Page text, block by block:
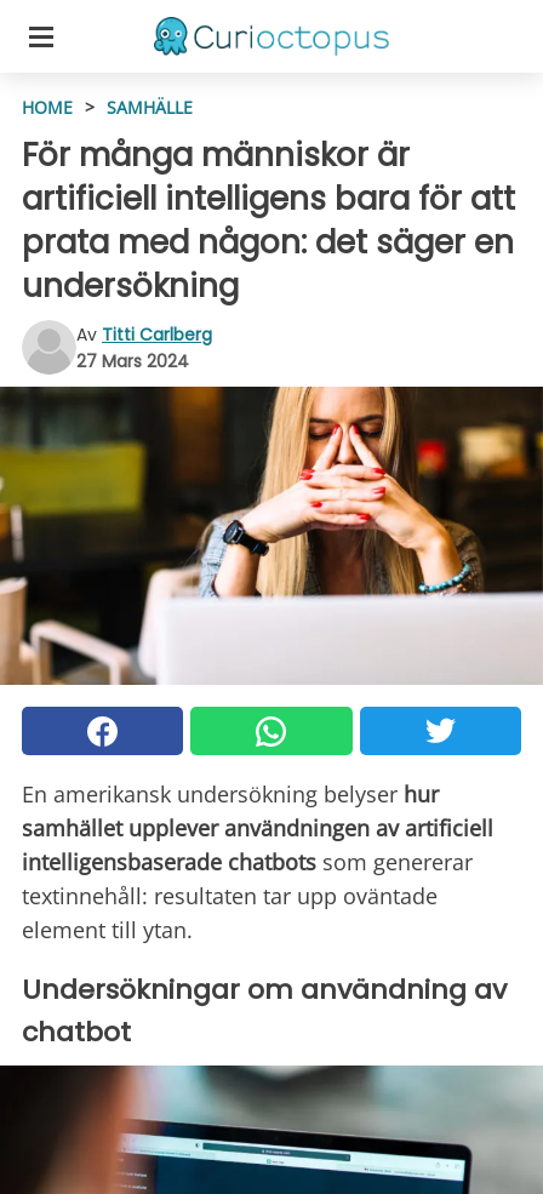
HOME > SAMHÄLLE
För många människor är
artificiell intelligens bara för att
prata med någon: det säger en
undersökning
Av Titti Carlberg
27 Mars 2024
En amerikansk undersökning belyser hur
samhället upplever användningen av artificiell
intelligensbaserade chatbots som genererar
textinnehåll: resultaten tar upp oväntade
element till ytan.
Undersökningar om användning av
chatbot